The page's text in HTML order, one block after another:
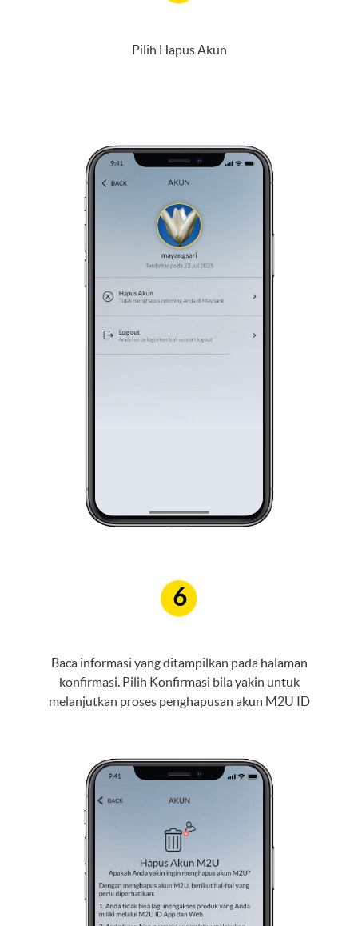
Pilih Hapus Akun
6
Baca informasi yang ditampilkan pada halaman
konfirmasi. Pilih Konfirmasi bila yakin untuk
melanjutkan proses penghapusan akun M2U ID